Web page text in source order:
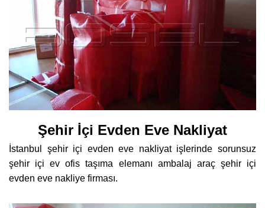
Şehir İçi Evden Eve Nakliyat
İstanbul şehir içi evden eve nakliyat işlerinde sorunsuz
şehir içi ev ofis taşıma elemanı ambalaj araç şehir içi
evden eve nakliye firması.